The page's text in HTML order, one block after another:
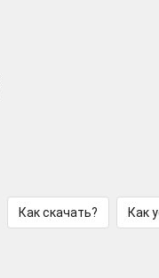
Как скачать? Как